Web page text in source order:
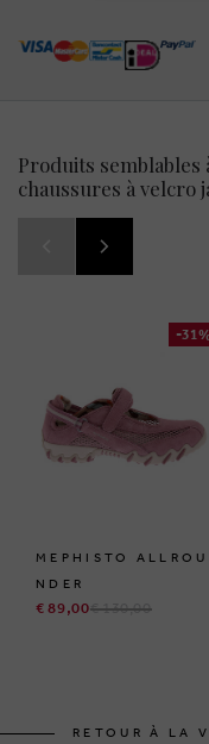
Produits
chaussures à velcro
-
MEPHISTO ALLROU
NDER
€ 89,00€ 130,00
RETOUR À LA